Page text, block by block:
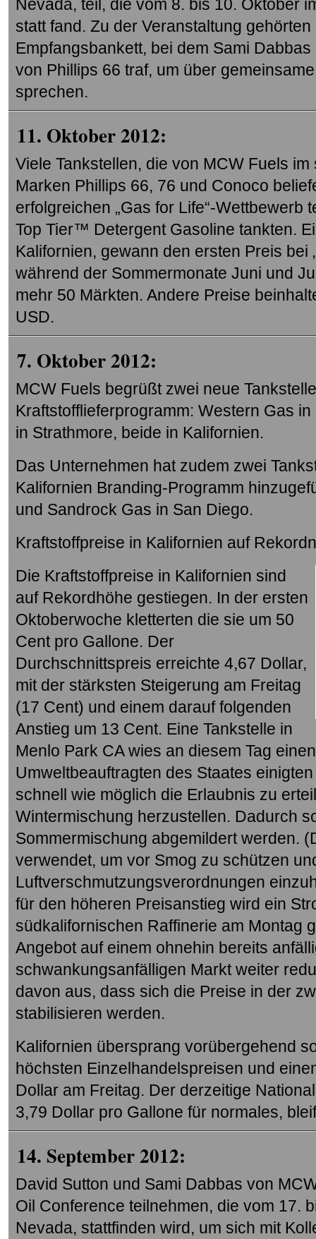
Nevada, teil, die vom 8. bis 10. Oktober
statt fand. Zu der Veranstaltung
Empfangsbankett, bei dem Sami
von Phillips 66 traf, um über
sprechen.
11. Oktober 2012:
Viele Tankstellen, die von MCW Fuels
Marken Phillips 66, 76 und Conoco
erfolgreichen „Gas for Life“-Wettbewerb
Top Tier™ Detergent Gasoline tankten.
Kalifornien, gewann den ersten Preis bei
während der Sommermonate Juni und
mehr 50 Märkten. Andere Preise
USD.
7. Oktober 2012:
MCW Fuels begrüßt zwei neue
Kraftstofflieferprogramm: Western Gas
in Strathmore, beide in Kalifornien.
Das Unternehmen hat zudem zwei
Kalifornien Branding-Programm
und Sandrock Gas in San Diego.
Kraftstoffpreise in Kalifornien auf
Die Kraftstoffpreise in Kalifornien sind
auf Rekordhöhe gestiegen. In der ersten
Oktoberwoche kletterten die sie um 50
Cent pro Gallone. Der
Durchschnittspreis erreichte 4,67 Dollar,
mit der stärksten Steigerung am Freitag
(17 Cent) und einem darauf folgenden
Anstieg um 13 Cent. Eine Tankstelle in
Menlo Park CA wies an diesem Tag
Umweltbeauftragten des Staates
schnell wie möglich die Erlaubnis zu
Wintermischung herzustellen. Dadurch
Sommermischung abgemildert werden.
verwendet, um vor Smog zu schützen
Luftverschmutzungsverordnungen
für den höheren Preisanstieg wird ein
südkalifornischen Raffinerie am Montag
Angebot auf einem ohnehin bereits
schwankungsanfälligen Markt weiter
davon aus, dass sich die Preise in der
stabilisieren werden.
Kalifornien übersprang vorübergehend
höchsten Einzelhandelspreisen und
Dollar am Freitag. Der derzeitige
3,79 Dollar pro Gallone für normales,
14. September 2012:
David Sutton und Sami Dabbas von
Oil Conference teilnehmen, die vom 17.
Nevada, stattfinden wird, um sich mit